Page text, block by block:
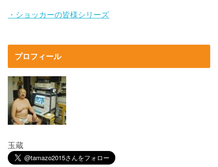
・ショッカーの皆様シリーズ
プロフィール
玉蔵